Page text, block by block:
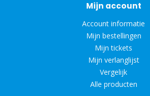
Mijn account
Account informatie
Mijn bestellingen
Mijn tickets
Mijn verlanglijst
Vergelijk
Alle producten